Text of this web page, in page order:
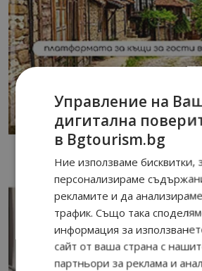
Управление на
дигитална
в Bgtourism.bg
Ние използваме бисквитки,
персонализираме
рекламите и да
трафик. Също така
информация за
сайт от ваша страна с
партньори за реклама и